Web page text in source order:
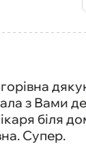
з Вами
біля
Супер.